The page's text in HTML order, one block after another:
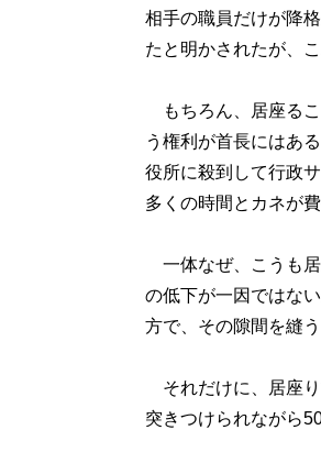
相手の職員だけが降
たと明かされたが、
もちろん、居座るこ
う権利が首長にはあ
役所に殺到して行政
多くの時間とカネが
一体なぜ、こうも
の低下が一因ではな
方で、その隙間を縫
それだけに、居座り
突きつけられながら